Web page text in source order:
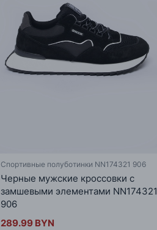
Спортивные полуботинки NN174321 906
Черные мужские кроссовки с
замшевыми элементами NN174321
906
289.99 BYN